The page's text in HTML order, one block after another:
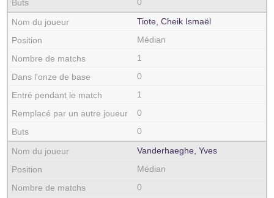
Tiote, Cheik Ismaël
Médian
1
0
1
0
0
Vanderhaeghe, Yves
Médian
0